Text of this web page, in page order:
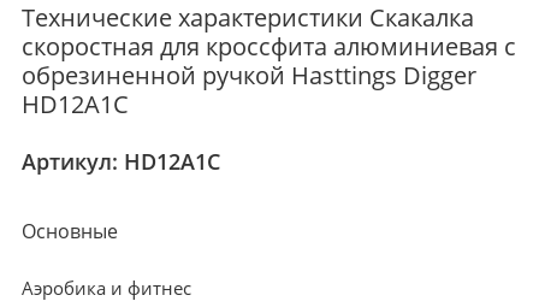
Технические характеристики Скакалка
скоростная для кроссфита алюминиевая с
обрезиненной ручкой Hasttings Digger
HD12A1C
Артикул: HD12A1C
Основные
Аэробика и фитнес